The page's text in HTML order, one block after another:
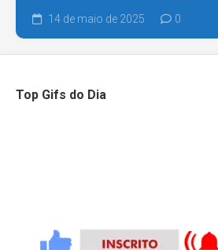
14 de maio de 2025 0
Top Gifs do Dia